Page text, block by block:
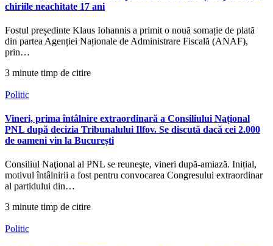
chiriile neachitate 17 ani
Fostul președinte Klaus Iohannis a primit o nouă somație de plată
din partea Agenției Naționale de Administrare Fiscală (ANAF),
prin…
3 minute timp de citire
Politic
Vineri, prima întâlnire extraordinară a Consiliului Național
PNL după decizia Tribunalului Ilfov. Se discută dacă cei 2.000
de oameni vin la București
Consiliul Naţional al PNL se reuneşte, vineri după-amiază. Inițial,
motivul întâlnirii a fost pentru convocarea Congresului extraordinar
al partidului din…
3 minute timp de citire
Politic